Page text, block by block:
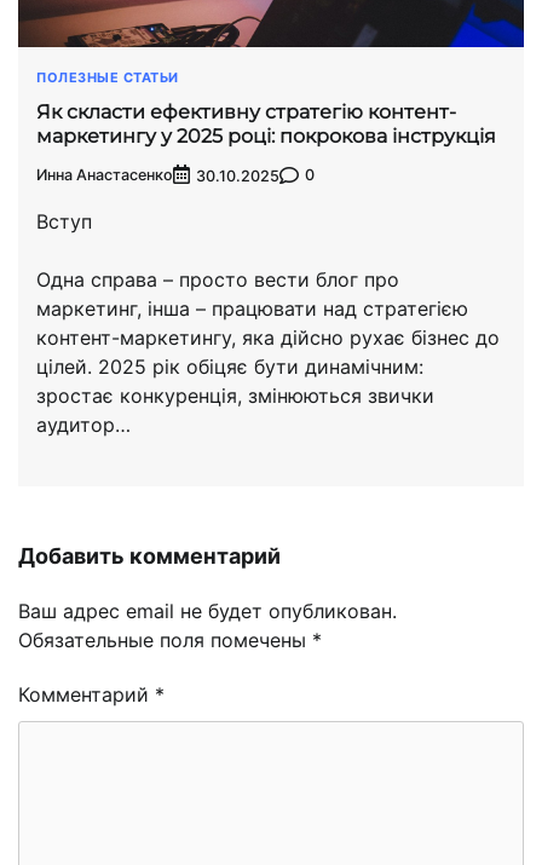
ПОЛЕЗНЫЕ СТАТЬИ
Як скласти ефективну стратегію контент-
маркетингу у 2025 році: покрокова інструкція
Инна Анастасенко 30.10.2025 0
Вступ
Одна справа – просто вести блог про
маркетинг, інша – працювати над стратегією
контент-маркетингу, яка дійсно рухає бізнес до
цілей. 2025 рік обіцяє бути динамічним:
зростає конкуренція, змінюються звички
аудитор…
Добавить комментарий
Ваш адрес email не будет опубликован.
Обязательные поля помечены *
Комментарий *